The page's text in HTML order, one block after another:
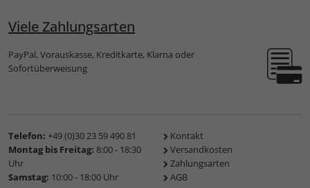
Viele Zahlungsarten
PayPal, Vorauskasse, Kreditkarte, Klarna oder
Sofortüberweisung
Telefon: +49 (0)30 23 59 490 81
Montag bis Freitag: 8:00 - 18:30
Uhr
Samstag: 10:00 - 18:00 Uhr
Kontakt
Versandkosten
Zahlungsarten
AGB